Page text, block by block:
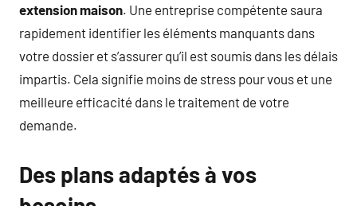
extension maison. Une entreprise compétente saura
rapidement identifier les éléments manquants dans
votre dossier et s’assurer qu’il est soumis dans les délais
impartis. Cela signifie moins de stress pour vous et une
meilleure efficacité dans le traitement de votre
demande.
Des plans adaptés à vos